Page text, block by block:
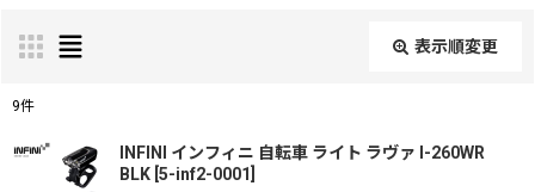
表示順変更
表示数:
9件
INFINI インフィニ 自転車 ライト ラヴァ I-260WR
BLK 5-inf2-0001